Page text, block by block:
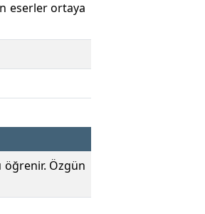
eserler ortaya
Özgün